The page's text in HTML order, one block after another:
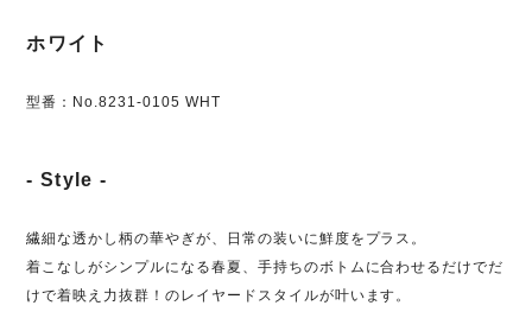
ホワイト
型番：No.8231-0105 WHT
- Style -
繊細な透かし柄の華やぎが、日常の装いに鮮度をプラス。
着こなしがシンプルになる春夏、手持ちのボトムに合わせるだけでだ
けで着映え力抜群！のレイヤードスタイルが叶います。